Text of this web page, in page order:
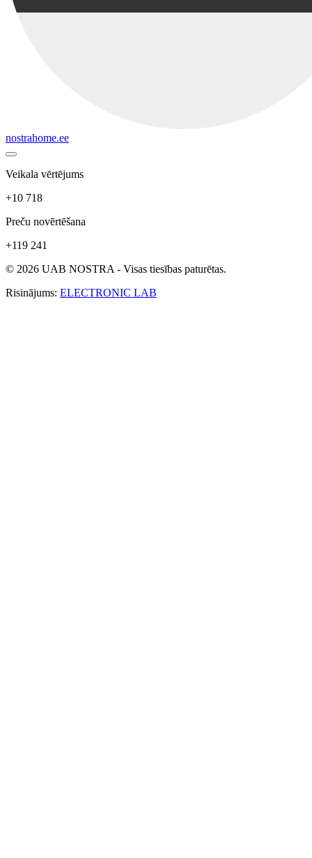
nostrahome.ee
Veikala vērtējums
+10 718
Preču novērtēšana
+119 241
© 2026 UAB NOSTRA - Visas tiesības paturētas.
Risinājums: ELECTRONIC LAB